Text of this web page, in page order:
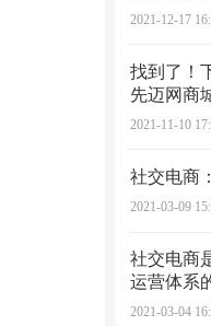
2021-12-17
找到了！
先迈网商
2021-11-10
社交电商
2021-03-09
社交电商
运营体系
2021-03-04